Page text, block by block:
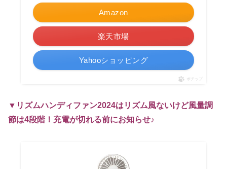
Amazon
楽天市場
Yahooショッピング
ポチップ
▼リズムハンディファン2024はリズム風ないけど風量調
節は4段階！充電が切れる前にお知らせ♪